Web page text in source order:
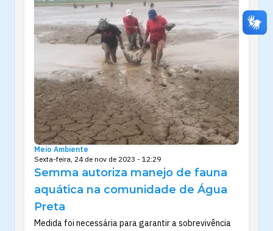
Meio Ambiente
Sexta-feira, 24 de nov de 2023 - 12:29
Semma autoriza manejo de fauna
aquática na comunidade de Água
Preta
Medida foi necessária para garantir a sobrevivência